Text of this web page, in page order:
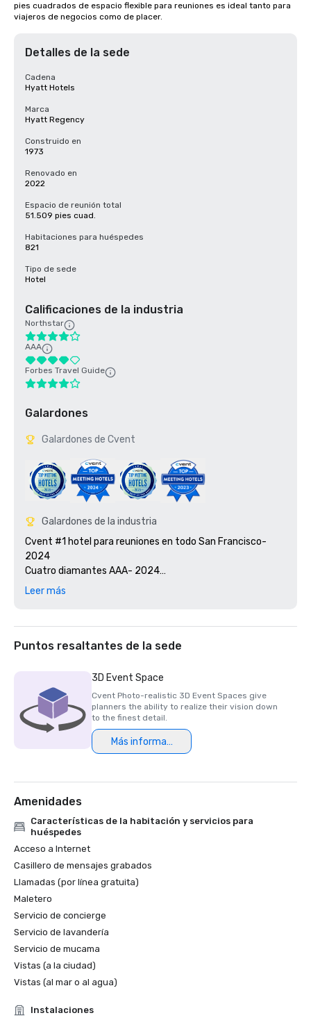
pies cuadrados de espacio flexible para reuniones es ideal tanto para
viajeros de negocios como de placer.
Detalles de la sede
Cadena
Hyatt Hotels
Marca
Hyatt Regency
Construido en
1973
Renovado en
2022
Espacio de reunión total
51.509 pies cuad.
Habitaciones para huéspedes
821
Tipo de sede
Hotel
Calificaciones de la industria
Northstar
AAA
Forbes Travel Guide
Galardones
Galardones de Cvent
Galardones de la industria
Cvent #1 hotel para reuniones en todo San Francisco-
2024
Cuatro diamantes AAA- 2024
Smart Meetings: ganador del premio Platinum Choice en
Certificación Green Key 2025: calificación de 4 teclas
Finalista del premio Northstar Stella 2025, «Mejor
Premio Northstar Stella 2024: Medalla de bronce, «Mejor
hotel/resort»
Premio Northstar Stella 2024: Medalla de bronce, «Mejor
personal de apoyo in situ»
Finalista del premio Northstar Stella 2024, «Mejor espacio
para eventos en hotel/resort»
Leer más
Puntos resaltantes de la sede
3D Event Space
Cvent Photo-realistic 3D Event Spaces give
planners the ability to realize their vision down
to the finest detail.
Más información
Amenidades
Características de la habitación y servicios para
huéspedes
Acceso a Internet
Casillero de mensajes grabados
Llamadas (por línea gratuita)
Maletero
Servicio de concierge
Servicio de lavandería
Servicio de mucama
Vistas (a la ciudad)
Vistas (al mar o al agua)
Instalaciones